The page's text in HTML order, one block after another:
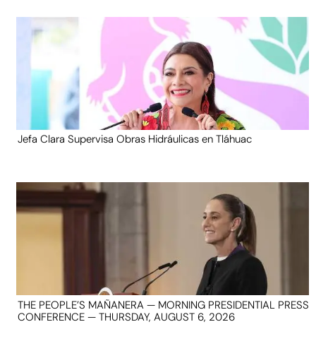
Jefa Clara Supervisa Obras Hidráulicas en Tláhuac
THE PEOPLE’S MAÑANERA — MORNING PRESIDENTIAL PRESS
CONFERENCE — THURSDAY, AUGUST 6, 2026